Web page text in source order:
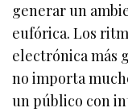
generar un
eufórica. Los
electrónica más
no importa
un público con